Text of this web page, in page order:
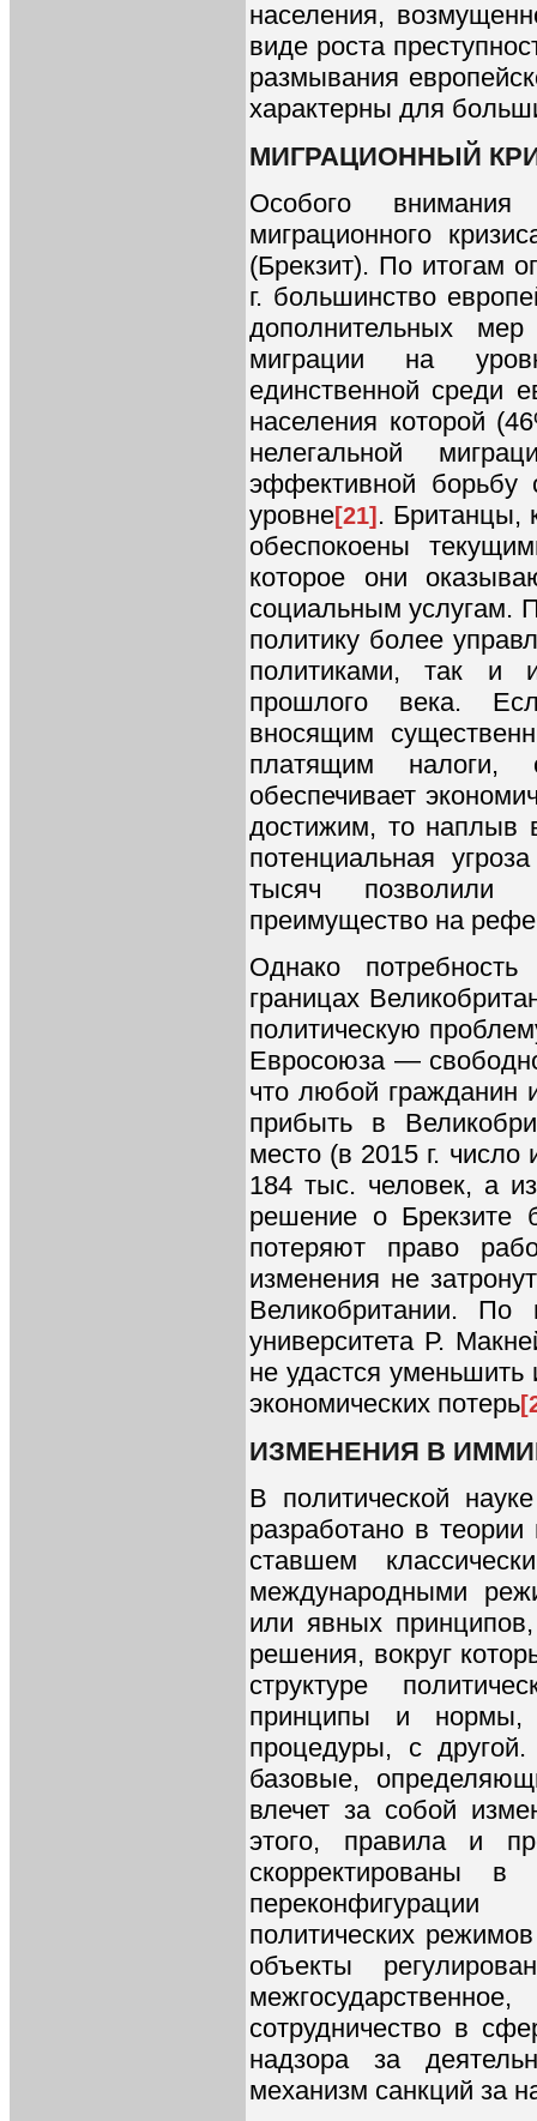
населения,
виде роста
размывания
характерны для
МИГРАЦИОННЫЙ
Особого
миграционного
(Брекзит). По итогам
г. большинство
дополнительных
миграции на
единственной среди
населения которой
нелегальной
эффективной борьбу
уровне[21] . Британцы,
обеспокоены
которое они
социальным услугам.
политику более
политиками, так и
прошлого века.
вносящим
платящим налоги,
обеспечивает
достижим, то наплыв
потенциальная
тысяч позволили
преимущество на
Однако
границах
политическую
Евросоюза —
что любой гражданин
прибыть в
место (в 2015 г. число
184 тыс. человек, а
решение о Брекзите
потеряют право
изменения не
Великобритании. По
университета Р.
не удастся
экономических потерь
ИЗМЕНЕНИЯ В
В политической
разработано в
ставшем
международными
или явных
решения, вокруг
структуре
принципы и
процедуры, с
базовые,
влечет за собой
этого, правила и
скорректированы
политических
объекты
сотрудничество в
надзора за
механизм санкций за